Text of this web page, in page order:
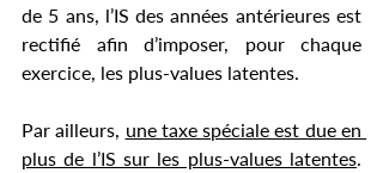
de 5 ans, l’IS des années antérieures est
rectifié afin d’imposer, pour chaque
exercice, les plus-values latentes.
Par ailleurs, une taxe spéciale est due en
plus de l’IS sur les plus-values latentes.